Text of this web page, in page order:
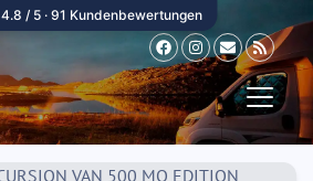
4.8 / 5 · 91 Kundenbewertungen